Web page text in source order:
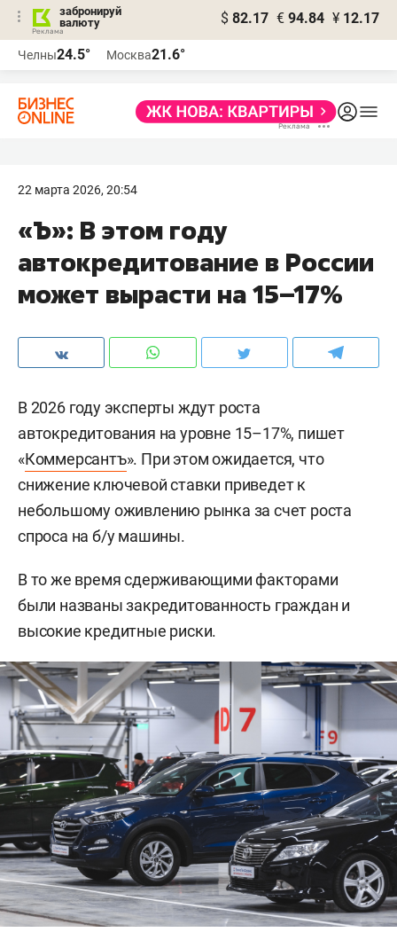
забронируй
валюту
$ 82.17 € 94.84 ¥ 12.17
Челны24.5° Москва21.6°
22 марта 2026, 20:54
«Ъ»: В этом году
автокредитование в России
может вырасти на 15–17%
В 2026 году эксперты ждут роста
автокредитования на уровне 15–17%, пишет
«Коммерсантъ». При этом ожидается, что
снижение ключевой ставки приведет к
небольшому оживлению рынка за счет роста
спроса на б/у машины.
В то же время сдерживающими факторами
были названы закредитованность граждан и
высокие кредитные риски.